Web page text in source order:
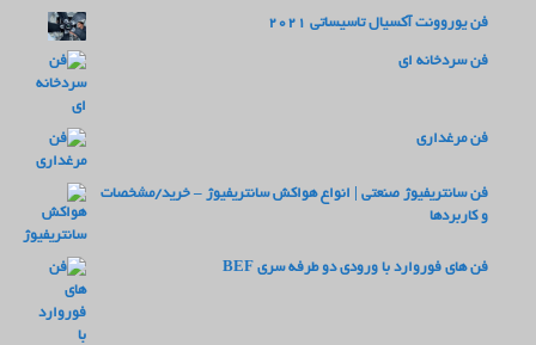
فن یوروونت آکسیال تاسیساتی 2021
فن سردخانه ای
فن مرغداری
فن سانتریفیوژ صنعتی | انواع هواکش سانتریفیوژ – خرید/مشخصات
و کاربردها
فن های فوروارد با ورودی دو طرفه سری BEF